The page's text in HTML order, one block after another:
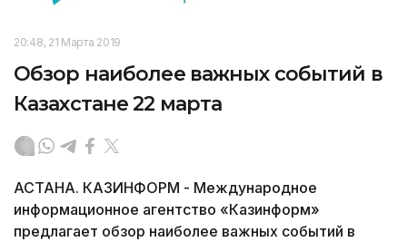
20:48, 21 Марта 2019
Обзор наиболее важных событий в
Казахстане 22 марта
АСТАНА. КАЗИНФОРМ - Международное
информационное агентство «Казинформ»
предлагает обзор наиболее важных событий в